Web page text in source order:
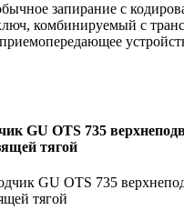
запирание с
комбинируемый с
GU OTS 735
тягой